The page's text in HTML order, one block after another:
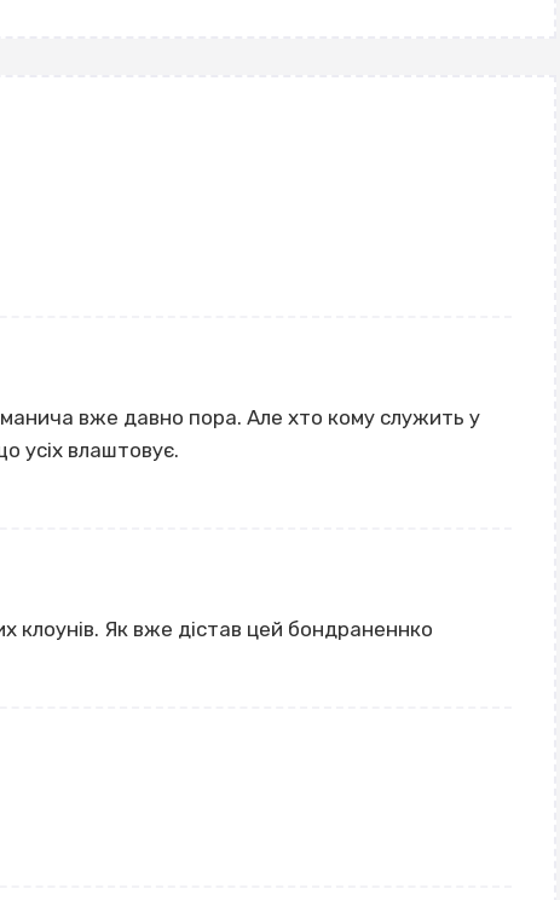
вже давно пора. Але хто кому служить у
усіх влаштовує.
клоунів. Як вже дістав цей бондраненнко